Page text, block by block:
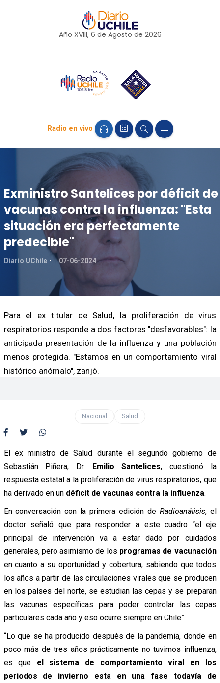
Año XVIII, 6 de Agosto de 2026
Radio en vivo
Exministro Santelices por déficit de
vacunas contra la influenza: "Esta
situación era perfectamente
predecible"
Diario UChile 07-06-2024
Para el ex titular de Salud, la proliferación de virus
respiratorios responde a dos factores "desfavorables": la
anticipada presentación de la influenza y una población
menos protegida. "Estamos en un comportamiento viral
histórico anómalo", zanjó.
Nacional Salud
El ex ministro de Salud durante el segundo gobierno de
Sebastián Piñera, Dr. Emilio Santelices, cuestionó la
respuesta estatal a la proliferación de virus respiratorios, que
ha derivado en un déficit de vacunas contra la influenza.
En conversación con la primera edición de Radioanálisis, el
doctor señaló que para responder a este cuadro “el eje
principal de intervención va a estar dado por cuidados
generales, pero asimismo de los programas de vacunación
en cuanto a su oportunidad y cobertura, sabiendo que todos
los años a partir de las circulaciones virales que se producen
en los países del norte, se estudian las cepas y se preparan
las vacunas específicas para poder controlar las cepas
particulares cada año y eso ocurre siempre en Chile”.
“Lo que se ha producido después de la pandemia, donde en
poco más de tres años prácticamente no tuvimos influenza,
es que el sistema de comportamiento viral en los
periodos de invierno esta en una fase todavía de